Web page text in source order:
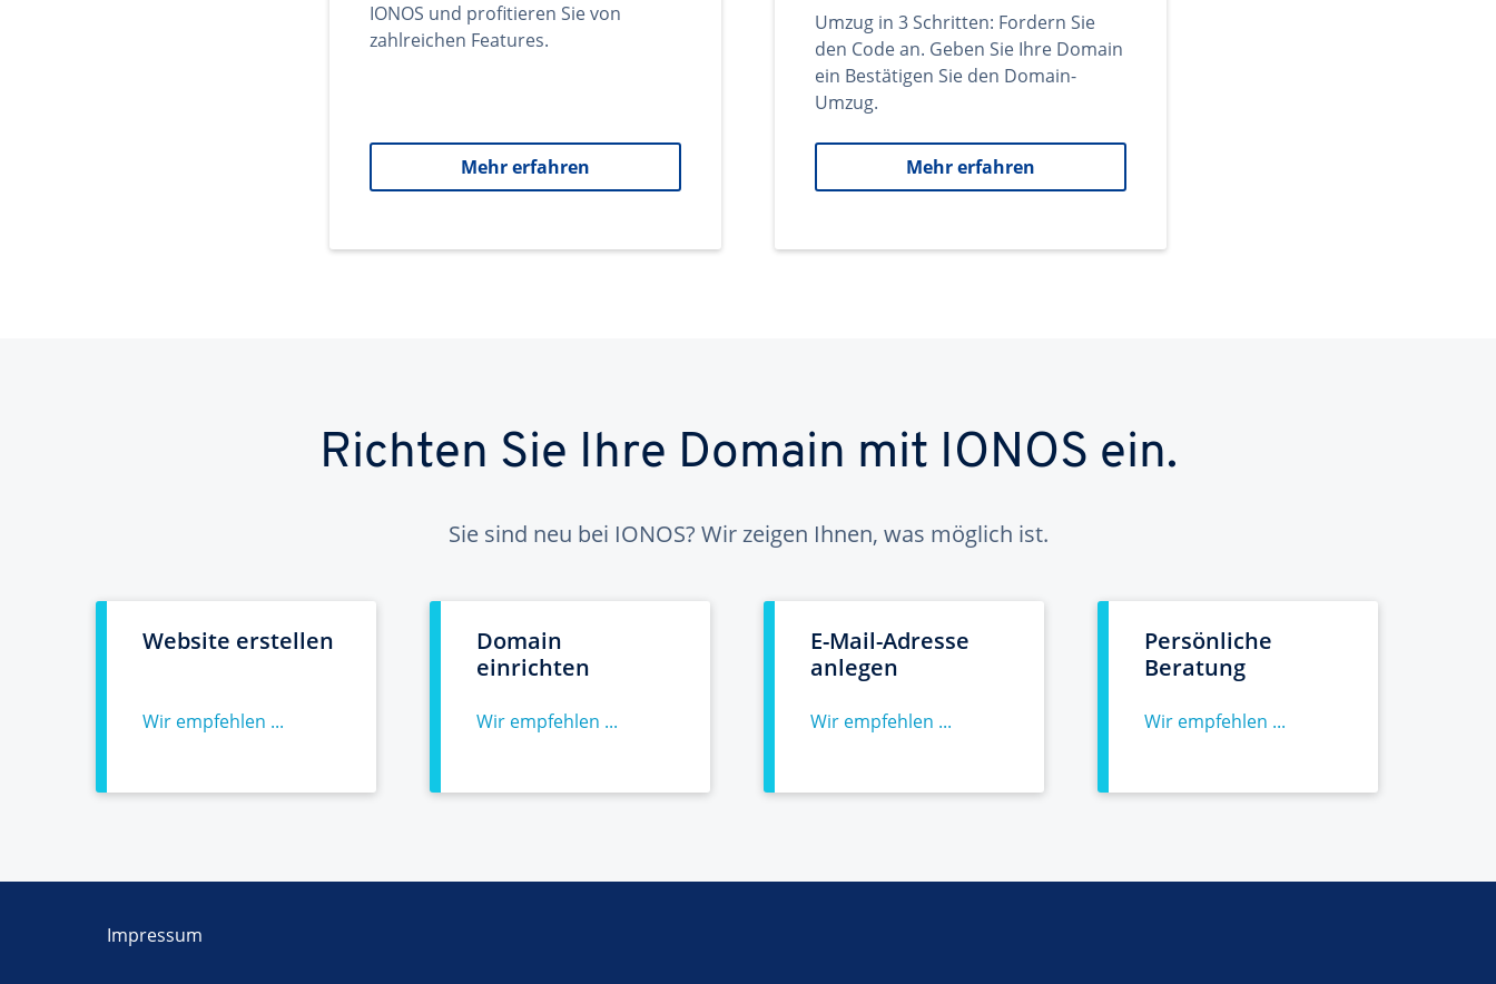
IONOS und profitieren Sie von
zahlreichen Features.
Mehr erfahren
Umzug in 3 Schritten: Fordern Sie
den Code an. Geben Sie Ihre Domain
ein Bestätigen Sie den Domain-
Umzug.
Mehr erfahren
Richten Sie Ihre Domain mit IONOS ein.
Sie sind neu bei IONOS? Wir zeigen Ihnen, was möglich ist.
Website erstellen
Wir empfehlen ...
Domain
einrichten
Wir empfehlen ...
E-Mail-Adresse
anlegen
Wir empfehlen ...
Persönliche
Beratung
Wir empfehlen ...
Impressum